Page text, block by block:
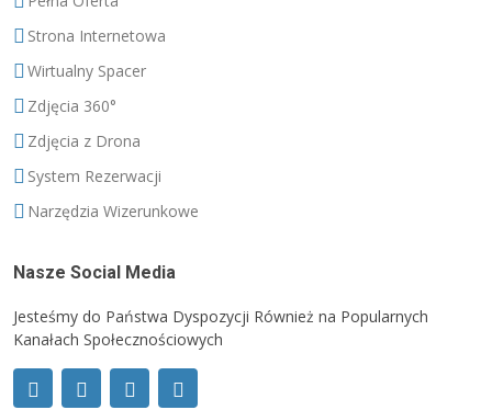
Strona Internetowa
Wirtualny Spacer
Zdjęcia 360°
Zdjęcia z Drona
System Rezerwacji
Narzędzia Wizerunkowe
Nasze Social Media
Jesteśmy do Państwa Dyspozycji Również na Popularnych
Kanałach Społecznościowych